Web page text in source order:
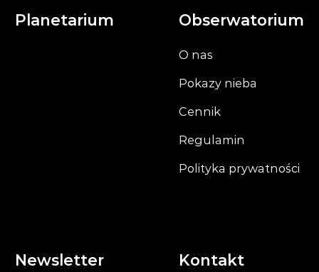
Planetarium Obserwatorium
O nas
Pokazy nieba
Cennik
Regulamin
Polityka prywatności
Newsletter Kontakt